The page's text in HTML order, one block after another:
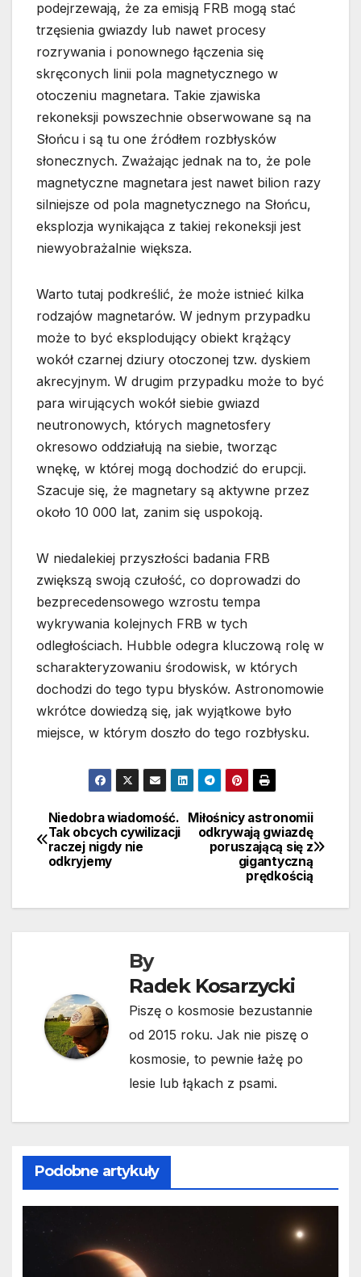
podejrzewają, że za emisją FRB mogą stać
trzęsienia gwiazdy lub nawet procesy
rozrywania i ponownego łączenia się
skręconych linii pola magnetycznego w
otoczeniu magnetara. Takie zjawiska
rekoneksji powszechnie obserwowane są na
Słońcu i są tu one źródłem rozbłysków
słonecznych. Zważając jednak na to, że pole
magnetyczne magnetara jest nawet bilion razy
silniejsze od pola magnetycznego na Słońcu,
eksplozja wynikająca z takiej rekoneksji jest
niewyobrażalnie większa.
Warto tutaj podkreślić, że może istnieć kilka
rodzajów magnetarów. W jednym przypadku
może to być eksplodujący obiekt krążący
wokół czarnej dziury otoczonej tzw. dyskiem
akrecyjnym. W drugim przypadku może to być
para wirujących wokół siebie gwiazd
neutronowych, których magnetosfery
okresowo oddziałują na siebie, tworząc
wnękę, w której mogą dochodzić do erupcji.
Szacuje się, że magnetary są aktywne przez
około 10 000 lat, zanim się uspokoją.
W niedalekiej przyszłości badania FRB
zwiększą swoją czułość, co doprowadzi do
bezprecedensowego wzrostu tempa
wykrywania kolejnych FRB w tych
odległościach. Hubble odegra kluczową rolę w
scharakteryzowaniu środowisk, w których
dochodzi do tego typu błysków. Astronomowie
wkrótce dowiedzą się, jak wyjątkowe było
miejsce, w którym doszło do tego rozbłysku.
Nawigacja
wpisu
Miłośnicy astronomii
odkrywają gwiazdę
poruszającą się z
gigantyczną
prędkością
Niedobra wiadomość.
Tak obcych cywilizacji
raczej nigdy nie
odkryjemy
By
Radek Kosarzycki
Piszę o kosmosie bezustannie
od 2015 roku. Jak nie piszę o
kosmosie, to pewnie łażę po
lesie lub łąkach z psami.
Podobne artykuły